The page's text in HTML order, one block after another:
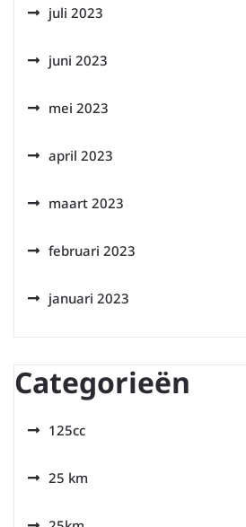
juli 2023
juni 2023
mei 2023
april 2023
maart 2023
februari 2023
januari 2023
Categorieën
125cc
25 km